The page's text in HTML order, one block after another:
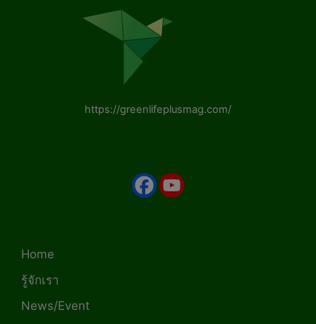
https://greenlifeplusmag.com/
Home
รู้จักเรา
News/Event